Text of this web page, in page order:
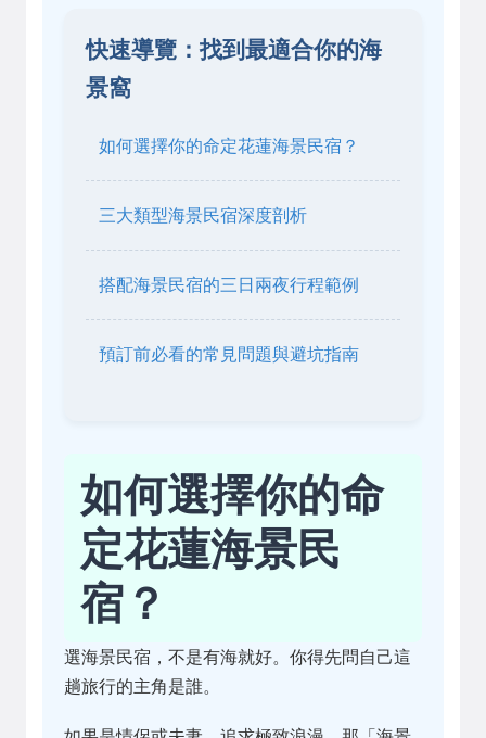
快速導覽：找到最適合你的海
景窩
如何選擇你的命定花蓮海景民宿？
三大類型海景民宿深度剖析
搭配海景民宿的三日兩夜行程範例
預訂前必看的常見問題與避坑指南
如何選擇你的命
定花蓮海景民
宿？
選海景民宿，不是有海就好。你得先問自己這
趟旅行的主角是誰。